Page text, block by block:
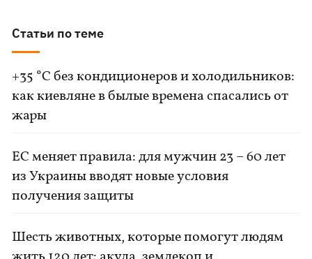
Статьи по теме
+35 °C без кондиционеров и холодильников:
как киевляне в былые времена спасались от
жары
ЕС меняет правила: для мужчин 23 – 60 лет
из Украины вводят новые условия
получения защиты
Шесть животных, которые помогут людям